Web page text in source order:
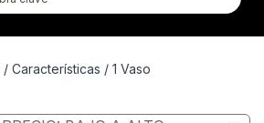
/ Características / 1 Vaso